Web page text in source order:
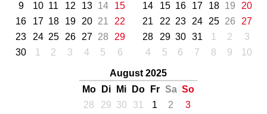
9
10 11 12 13 14
15
16
17 18 19 20 21
22
23
24 25 26 27 28
29
30
1 2 3 4 5 6
14
15 16 17 18 19
20
21
22 23 24 25 26
27
28
29 30 31 1 2
3
4
5 6 7 8 9 10
August 2025
Mo
Di Mi Do Fr Sa So
28
29 30 31 1 2
3